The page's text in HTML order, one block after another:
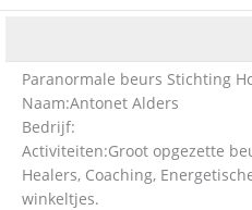
Paranormale beurs Stichting
Naam:Antonet Alders
Bedrijf:
Activiteiten:Groot opgezette
Healers, Coaching,
winkeltjes.